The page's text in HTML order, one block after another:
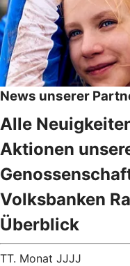
News unserer
Alle
Aktionen
Volksbanken
Überblick
TT. Monat JJJJ